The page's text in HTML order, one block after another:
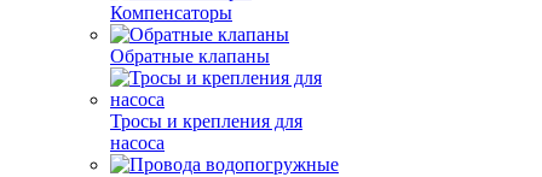
Компенсаторы
Обратные клапаны
Тросы и крепления для
насоса